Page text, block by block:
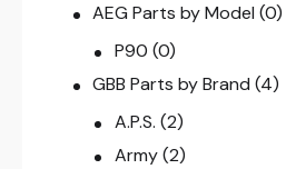
AEG Parts by Model (0)
P90 (0)
GBB Parts by Brand (4)
A.P.S. (2)
Army (2)